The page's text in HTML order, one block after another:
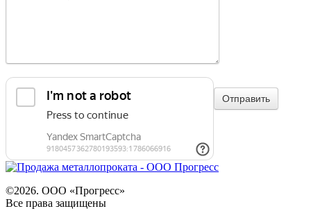
©2026. ООО «Прогресс»
Все права защищены